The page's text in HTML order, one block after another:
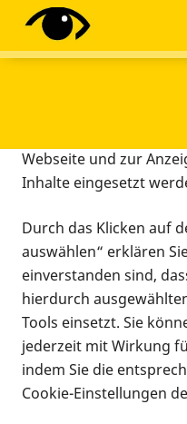
Infomaterial
Infomaterial
Diese Webseite setzt
Tracking-Tools ein.
Webseite und zur
Inhalte eingesetzt
Durch das Klicken auf
auswählen“ erklären
einverstanden sind,
hierdurch
Tools einsetzt. Sie
jederzeit mit Wirkung
indem Sie die
Cookie-Einstellungen